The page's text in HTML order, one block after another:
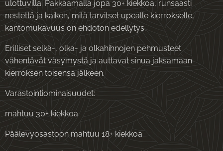
ulottuvilla. Pakkaamalla jopa 30+ kiekkoa, runsaasti
nestettä ja kaiken, mitä tarvitset upealle kierrokselle,
kantomukavuus on ehdoton edellytys.
Erilliset selkä-, olka- ja olkahihnojen pehmusteet
vähentävät väsymystä ja auttavat sinua jaksamaan
kierroksen toisensa jälkeen.
Varastointiominaisuudet:
mahtuu 30+ kiekkoa
Päälevyosastoon mahtuu 18+ kiekkoa